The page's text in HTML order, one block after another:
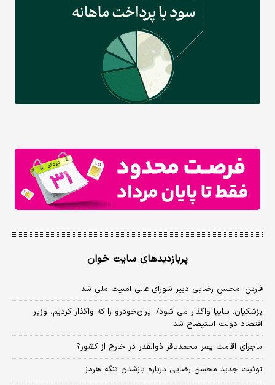
پربازدیدهای سایت خوان
فارس: محسن رضایی دبیر شورای عالی امنیت ملی شد
پزشکیان: سایپا واگذار می شود/ ایران‌خودرو را که واگذار کردیم، وزیر
اقتصاد دولت استیضاح شد
ماجرای اقامت پسر محمدباقر ذوالقدر در خارج از کشور؟
توئیت جدید محسن رضایی درباره بازشدن تنگه هرمز